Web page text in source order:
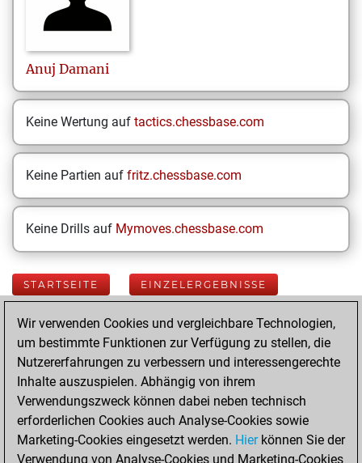
Anuj Damani
Keine Wertung auf tactics.chessbase.com
Keine Partien auf fritz.chessbase.com
Keine Drills auf Mymoves.chessbase.com
STARTSEITE EINZELERGEBNISSE
Your Latest App
Activity
Freitag, Juni 5,
2026
Wir verwenden Cookies und vergleichbare Technologien,
um bestimmte Funktionen zur Verfügung zu stellen, die
Nutzererfahrungen zu verbessern und interessengerechte
Inhalte auszuspielen. Abhängig von ihrem
Verwendungszweck können dabei neben technisch
erforderlichen Cookies auch Analyse-Cookies sowie
Marketing-Cookies eingesetzt werden. Hierkönnen Sie der
Verwendung von Analyse-Cookies und Marketing-Cookies